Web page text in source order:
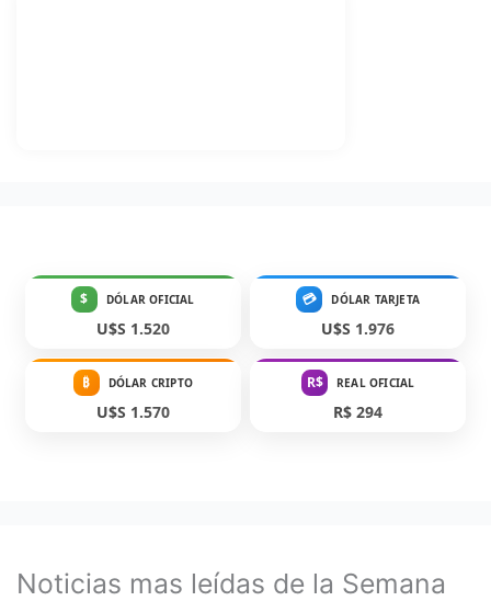
$ DÓLAR OFICIAL
U$S 1.520
💳 DÓLAR TARJETA
U$S 1.976
₿ DÓLAR CRIPTO
U$S 1.570
R$ REAL OFICIAL
R$ 294
Noticias mas leídas de la Semana